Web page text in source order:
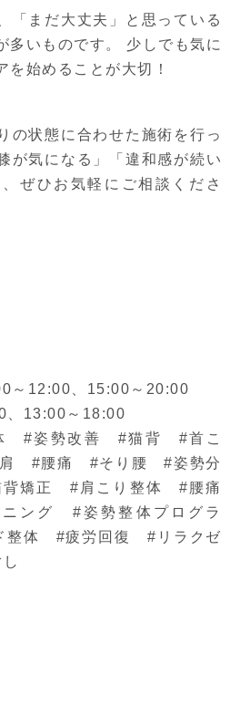
「まだ大丈夫」と思っている
多いものです。 少しでも気に
を始めることが大切！
の状態に合わせた施術を行っ
が気になる」「違和感が続い
ぜひお気軽にご相談くださ
～12:00、15:00～20:00
、13:00～18:00
#姿勢改善 #猫背 #首こ
#腰痛 #そり腰 #姿勢分
矯正 #肩こり整体 #腰痛
ング #姿勢整体プログラ
整体 #疲労回復 #リラクゼ